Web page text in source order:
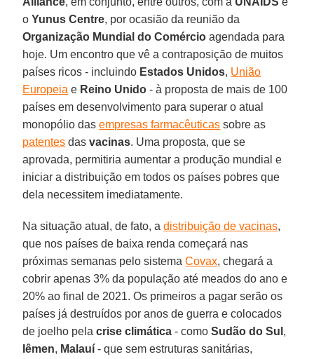
oYunus Centre, por ocasião da reunião da
Organização Mundial do Comércio agendada para
hoje. Um encontro que vê a contraposição de muitos
países ricos - incluindo Estados Unidos, União
Europeia e Reino Unido - à proposta de mais de 100
países em desenvolvimento para superar o atual
monopólio dasempresas farmacêuticas sobre as
patentes dasvacinas. Uma proposta, que se
aprovada, permitiria aumentar a produção mundial e
iniciar a distribuição em todos os países pobres que
dela necessitem imediatamente.
Na situação atual, de fato, adistribuição de vacinas,
que nos países de baixa renda começará nas
próximas semanas pelo sistemaCovax, chegará a
cobrir apenas 3% da população até meados do ano e
20% ao final de 2021. Os primeiros a pagar serão os
países já destruídos por anos de guerra e colocados
de joelho pelacrise climática - comoSudão do Sul ,
Iêmen, Malauí - que sem estruturas sanitárias,